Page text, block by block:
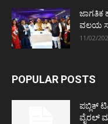
ಜಾಗತಿಕ
ವಲಯ
11/02/
POPULAR POSTS
ಪಬ್ಲಿಕ್
ವೈರಲ್